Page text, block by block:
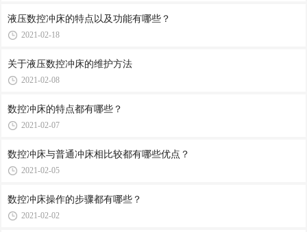
液压数控冲床的特点以及功能有哪些？
2021-02-18
关于液压数控冲床的维护方法
2021-02-08
数控冲床​的特点都有哪些？
2021-02-07
数控冲床与普通冲床相比较都有哪些优点？
2021-02-05
数控冲床操作的步骤都有哪些？
2021-02-02